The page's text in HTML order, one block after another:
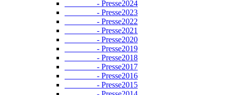
- Presse2024
- Presse2023
- Presse2022
- Presse2021
- Presse2020
- Presse2019
- Presse2018
- Presse2017
- Presse2016
- Presse2015